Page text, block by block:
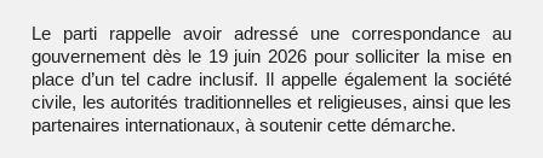
Le parti rappelle avoir adressé une correspondance au
gouvernement dès le 19 juin 2026 pour solliciter la mise en
place d’un tel cadre inclusif. Il appelle également la société
civile, les autorités traditionnelles et religieuses, ainsi que les
partenaires internationaux, à soutenir cette démarche.